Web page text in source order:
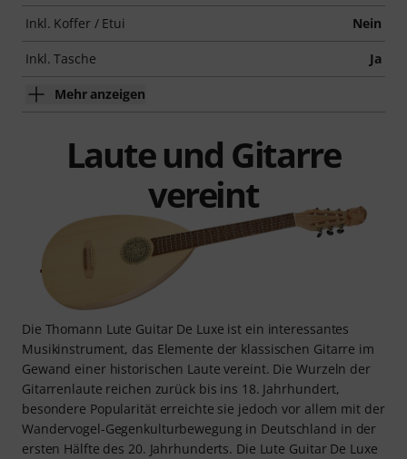
Inkl. Koffer / Etui Nein
Inkl. Tasche Ja
Mehr anzeigen
Laute und Gitarre
vereint
Die Thomann Lute Guitar De Luxe ist ein interessantes
Musikinstrument, das Elemente der klassischen Gitarre im
Gewand einer historischen Laute vereint. Die Wurzeln der
Gitarrenlaute reichen zurück bis ins 18. Jahrhundert,
besondere Popularität erreichte sie jedoch vor allem mit der
Wandervogel-Gegenkulturbewegung in Deutschland in der
ersten Hälfte des 20. Jahrhunderts. Die Lute Guitar De Luxe